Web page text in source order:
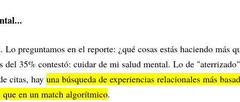
Lo preguntamos en el reporte: ¿qué cosas estás haciendo más
del 35% contestó: cuidar de mi salud mental. Lo de
citas, hay una búsqueda de experiencias relacionales más
que en un match algorítmico.